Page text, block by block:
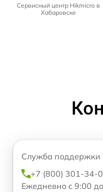
Сервисный центр Hikmicro в
Хабаровске
Служба поддержки
+7 (800) 301-34-
Ежедневно с 9:00